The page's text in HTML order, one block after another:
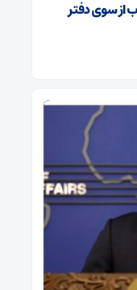
از سوی دفتر